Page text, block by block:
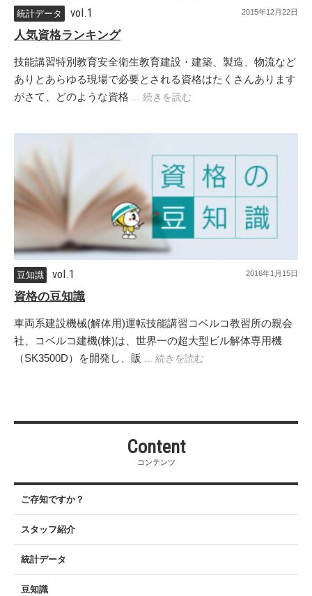
統計データ vol.1 2015年12月22日
人気資格ランキング
技能講習特別教育安全衛生教育建設・建築、製造、物流など
ありとあらゆる現場で必要とされる資格はたくさんあります
がさて、どのような資格 ... 続きを読む
豆知識 vol.1 2016年1月15日
資格の豆知識
車両系建設機械(解体用)運転技能講習コベルコ教習所の親会
社、コベルコ建機(株)は、世界一の超大型ビル解体専用機
（SK3500D）を開発し、販 ... 続きを読む
Content
コンテンツ
ご存知ですか？
スタッフ紹介
統計データ
豆知識